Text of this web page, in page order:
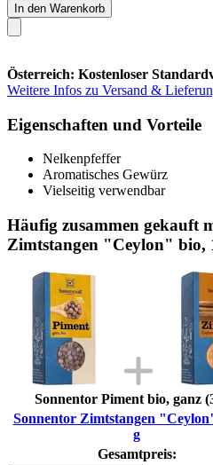
In den Warenkorb
Österreich: Kostenloser
Weitere Infos zu Versand &
Eigenschaften und Vorteile
Nelkenpfeffer
Aromatisches Gewürz
Vielseitig verwendbar
Häufig zusammen gekauft
Zimtstangen "Ceylon" bio,
Sonnentor Piment bio, ganz
Sonnentor Zimtstangen
g
Gesamtpreis: